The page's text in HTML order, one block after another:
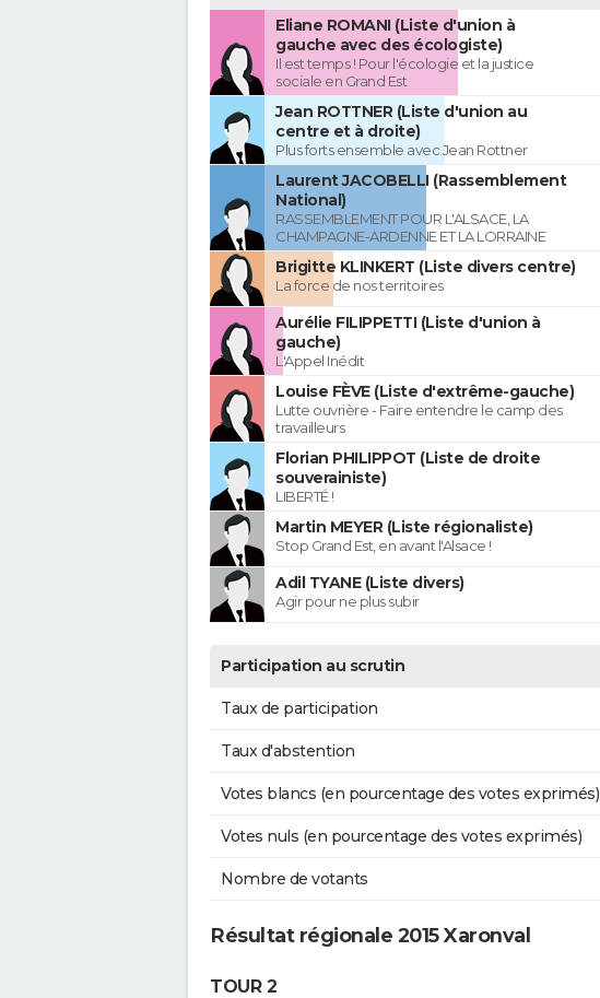
Eliane ROMANI (Liste d'union à
gauche avec des écologiste)
Il est temps ! Pour l'écologie et la justice
sociale en Grand Est
Jean ROTTNER (Liste d'union au
centre et à droite)
Plus forts ensemble avec Jean Rottner
Laurent JACOBELLI (Rassemblement
National)
RASSEMBLEMENT POUR L'ALSACE, LA
CHAMPAGNE-ARDENNE ET LA LORRAINE
Brigitte KLINKERT (Liste divers centre)
La force de nos territoires
Aurélie FILIPPETTI (Liste d'union à
gauche)
L'Appel Inédit
Louise FÈVE (Liste d'extrême-gauche)
Lutte ouvrière - Faire entendre le camp des
travailleurs
Florian PHILIPPOT (Liste de droite
souverainiste)
LIBERTÉ !
Martin MEYER (Liste régionaliste)
Stop Grand Est, en avant l'Alsace !
Adil TYANE (Liste divers)
Agir pour ne plus subir
Participation au scrutin
Taux de participation
Taux d'abstention
Votes blancs (en pourcentage des votes exprimés)
Votes nuls (en pourcentage des votes exprimés)
Nombre de votants
Résultat régionale 2015 Xaronval
TOUR 2